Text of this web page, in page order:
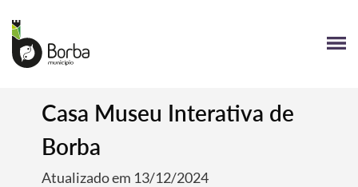
Casa Museu Interativa de
Borba
Atualizado em 13/12/2024